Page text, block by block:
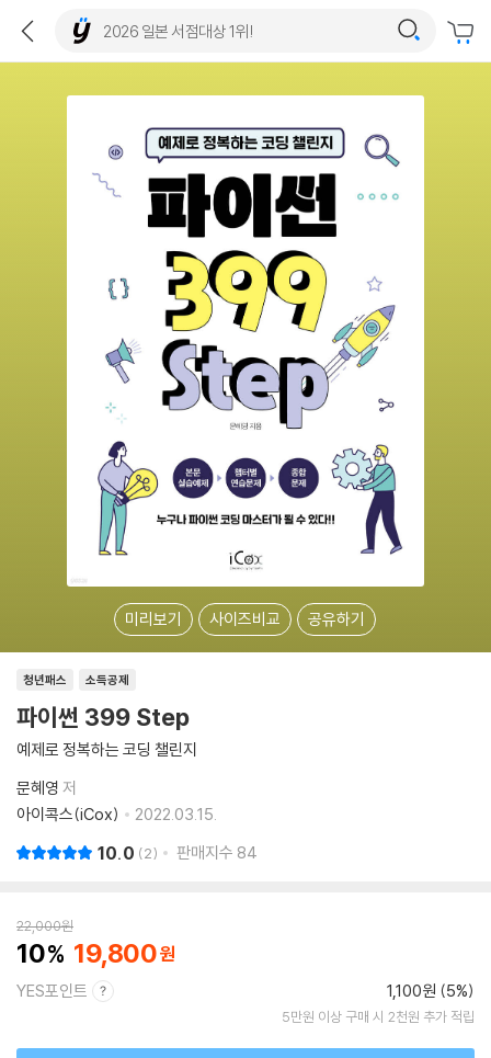
미리보기 사이즈비교 공유하기
소득공제
청년패스
파이썬 399 Step
예제로 정복하는 코딩 챌린지
문혜영 저
아이콕스(iCox)
2022.03.15.
10.0 2 판매지수 84
22,000원
10 19,800
YES포인트 1,100원 (5%)
5만원 이상 구매 시 2천원 추가 적립